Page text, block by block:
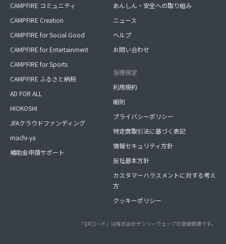
CAMPFIRE コミュニティ
CAMPFIRE Creation
CAMPFIRE for Social Good
CAMPFIRE for Entertainment
CAMPFIRE for Sports
CAMPFIRE ふるさと納税
AD FOR ALL
HIOKOSHI
JFAクラウドファンディング
machi-ya
補助金申請サポート
あんしん・安全への取り組み
ニュース
ヘルプ
お問い合わせ
各種規定
利用規約
細則
プライバシーポリシー
特定商取引法に基づく表記
情報セキュリティ方針
反社基本方針
カスタマーハラスメントに対する考え
方
クッキーポリシー
「QRコード」は株式会社デンソーウェーブの登録商標です。